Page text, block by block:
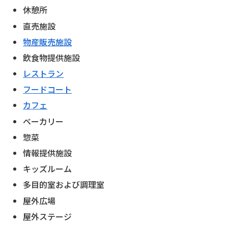
休憩所
直売施設
物産販売施設
飲食物提供施設
レストラン
フードコート
カフェ
ベーカリー
惣菜
情報提供施設
キッズルーム
多目的室および調理室
屋外広場
屋外ステージ